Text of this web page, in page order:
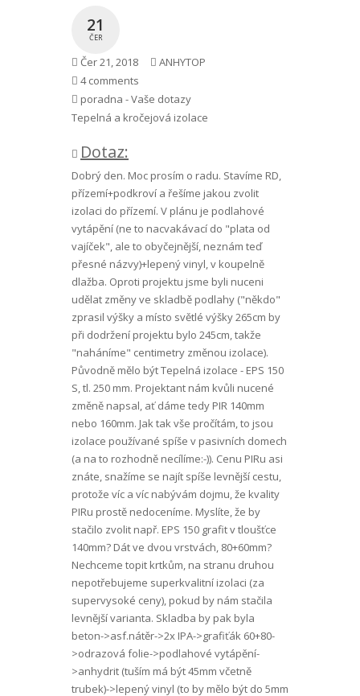
21
ČER
Čer 21, 2018
ANHYTOP
4 comments
poradna - Vaše dotazy
Tepelná a kročejová izolace
Dotaz:
Dobrý den. Moc prosím o radu. Stavíme RD,
přízemí+podkroví a řešíme jakou zvolit
izolaci do přízemí. V plánu je podlahové
vytápění (ne to nacvakávací do "plata od
vajíček", ale to obyčejnější, neznám teď
přesné názvy)+lepený vinyl, v koupelně
dlažba. Oproti projektu jsme byli nuceni
udělat změny ve skladbě podlahy ("někdo"
zprasil výšky a místo světlé výšky 265cm by
při dodržení projektu bylo 245cm, takže
"naháníme" centimetry změnou izolace).
Původně mělo být Tepelná izolace - EPS 150
S, tl. 250 mm. Projektant nám kvůli nucené
změně napsal, ať dáme tedy PIR 140mm
nebo 160mm. Jak tak vše pročítám, to jsou
izolace používané spíše v pasivních domech
(a na to rozhodně necílíme:-)). Cenu PIRu asi
znáte, snažíme se najít spíše levnější cestu,
protože víc a víc nabývám dojmu, že kvality
PIRu prostě nedoceníme. Myslíte, že by
stačilo zvolit např. EPS 150 grafit v tloušťce
140mm? Dát ve dvou vrstvách, 80+60mm?
Nechceme topit krtkům, na stranu druhou
nepotřebujeme superkvalitní izolaci (za
supervysoké ceny), pokud by nám stačila
levnější varianta. Skladba by pak byla
beton->asf.nátěr->2x IPA->grafiťák 60+80-
>odrazová folie->podlahové vytápění-
>anhydrit (tuším má být 45mm včetně
trubek)->lepený vinyl (to by mělo být do 5mm